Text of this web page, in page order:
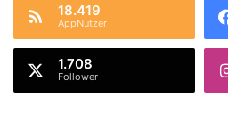
18.419
AppNutzer
1.708
Follower